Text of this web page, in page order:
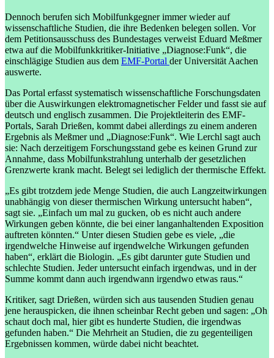
Dennoch berufen sich Mobilfunkgegner immer wieder auf
wissenschaftliche Studien, die ihre Bedenken belegen sollen. Vor
dem Petitionsausschuss des Bundestages verweist Eduard Meßmer
etwa auf die Mobilfunkkritiker-Initiative „Diagnose:Funk“, die
einschlägige Studien aus dem EMF-Portal der Universität Aachen
auswerte.
Das Portal erfasst systematisch wissenschaftliche Forschungsdaten
über die Auswirkungen elektromagnetischer Felder und fasst sie auf
deutsch und englisch zusammen. Die Projektleiterin des EMF-
Portals, Sarah Drießen, kommt dabei allerdings zu einem anderen
Ergebnis als Meßmer und „Diagnose:Funk“. Wie Lerchl sagt auch
sie: Nach derzeitigem Forschungsstand gebe es keinen Grund zur
Annahme, dass Mobilfunkstrahlung unterhalb der gesetzlichen
Grenzwerte krank macht. Belegt sei lediglich der thermische Effekt.
„Es gibt trotzdem jede Menge Studien, die auch Langzeitwirkungen
unabhängig von dieser thermischen Wirkung untersucht haben“,
sagt sie. „Einfach um mal zu gucken, ob es nicht auch andere
Wirkungen geben könnte, die bei einer langanhaltenden Exposition
auftreten könnten.“ Unter diesen Studien gebe es viele, „die
irgendwelche Hinweise auf irgendwelche Wirkungen gefunden
haben“, erklärt die Biologin. „Es gibt darunter gute Studien und
schlechte Studien. Jeder untersucht einfach irgendwas, und in der
Summe kommt dann auch irgendwann irgendwo etwas raus.“
Kritiker, sagt Drießen, würden sich aus tausenden Studien genau
jene herauspicken, die ihnen scheinbar Recht geben und sagen: „Oh
schaut doch mal, hier gibt es hunderte Studien, die irgendwas
gefunden haben.“ Die Mehrheit an Studien, die zu gegenteiligen
Ergebnissen kommen, würde dabei nicht beachtet.